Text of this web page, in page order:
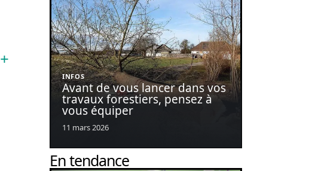
INFOS
Avant de vous lancer dans vos
travaux forestiers, pensez à
vous équiper
11 mars 2026
En tendance